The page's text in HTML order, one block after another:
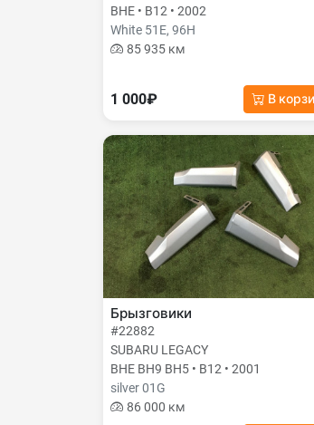
BHE • B12 • 2002
White 51E, 96H
85 935 км
1 000₽ В
Брызговики
#22882
SUBARU LEGACY
BHE BH9 BH5 • B12 • 2001
silver 01G
86 000 км